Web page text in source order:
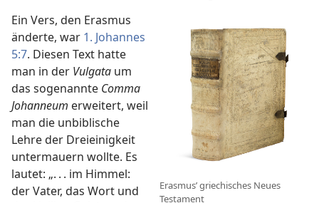
Erasmus’ griechisches Neues
Testament
Ein Vers, den Erasmus
änderte, war 1. Johannes
5:7. Diesen Text hatte
man in der Vulgata um
das sogenannte Comma
Johanneum erweitert, weil
man die unbiblische
Lehre der Dreieinigkeit
untermauern wollte. Es
lautet: „. . . im Himmel:
der Vater, das Wort und